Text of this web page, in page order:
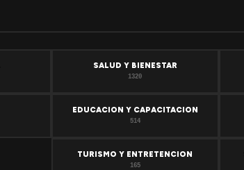
SALUD Y BIENESTAR
1320
EDUCACION Y CAPACITACION
514
TURISMO Y ENTRETENCION
165